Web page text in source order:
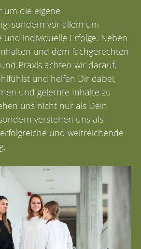
um die eigene
sondern vor allem um
und individuelle Erfolge. Neben
und dem fachgerechten
Praxis achten wir darauf,
und helfen Dir dabei,
und gelernte Inhalte zu
uns nicht nur als Dein
verstehen uns als
und weitreichende